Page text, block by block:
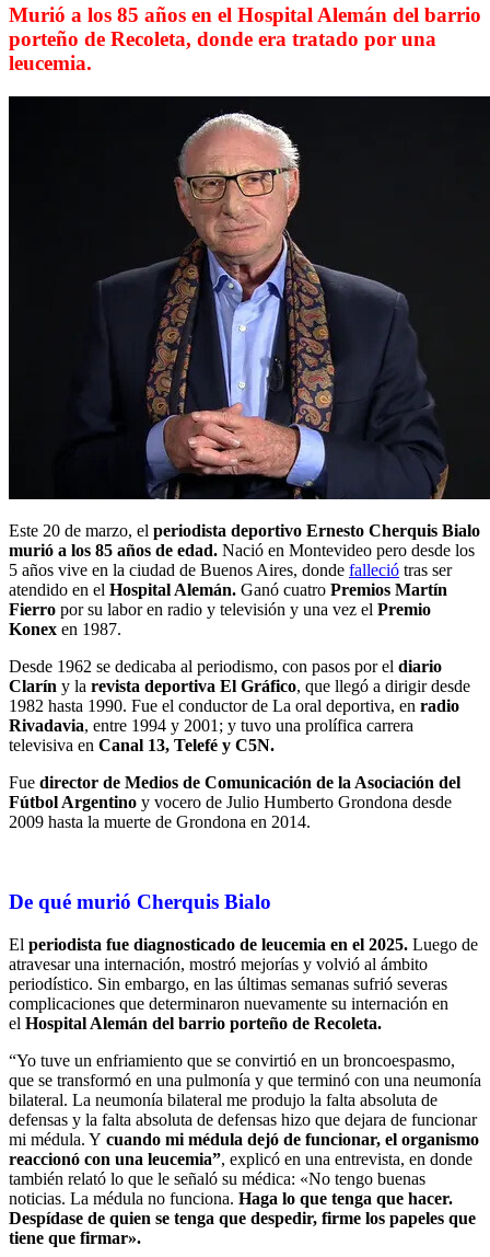
Murió a los 85 años en el Hospital Alemán del barrio
porteño de Recoleta, donde era tratado por una
leucemia.
Este 20 de marzo, el periodista deportivo Ernesto Cherquis Bialo
murió a los 85 años de edad. Nació en Montevideo pero desde los
5 años vive en la ciudad de Buenos Aires, donde falleció tras ser
atendido en el Hospital Alemán. Ganó cuatro Premios Martín
Fierro por su labor en radio y televisión y una vez el Premio
Konex en 1987.
Desde 1962 se dedicaba al periodismo, con pasos por el diario
Clarín y la revista deportiva El Gráfico, que llegó a dirigir desde
1982 hasta 1990. Fue el conductor de La oral deportiva, en radio
Rivadavia, entre 1994 y 2001; y tuvo una prolífica carrera
televisiva en Canal 13, Telefé y C5N.
Fue director de Medios de Comunicación de la Asociación del
Fútbol Argentino y vocero de Julio Humberto Grondona desde
2009 hasta la muerte de Grondona en 2014.
De qué murió Cherquis Bialo
El periodista fue diagnosticado de leucemia en el 2025. Luego de
atravesar una internación, mostró mejorías y volvió al ámbito
periodístico. Sin embargo, en las últimas semanas sufrió severas
complicaciones que determinaron nuevamente su internación en
el Hospital Alemán del barrio porteño de Recoleta.
“Yo tuve un enfriamiento que se convirtió en un broncoespasmo,
que se transformó en una pulmonía y que terminó con una neumonía
bilateral. La neumonía bilateral me produjo la falta absoluta de
defensas y la falta absoluta de defensas hizo que dejara de funcionar
mi médula. Y cuando mi médula dejó de funcionar, el organismo
reaccionó con una leucemia”, explicó en una entrevista, en donde
también relató lo que le señaló su médica: «No tengo buenas
noticias. La médula no funciona. Haga lo que tenga que hacer.
Despídase de quien se tenga que despedir, firme los papeles que
tiene que firmar».